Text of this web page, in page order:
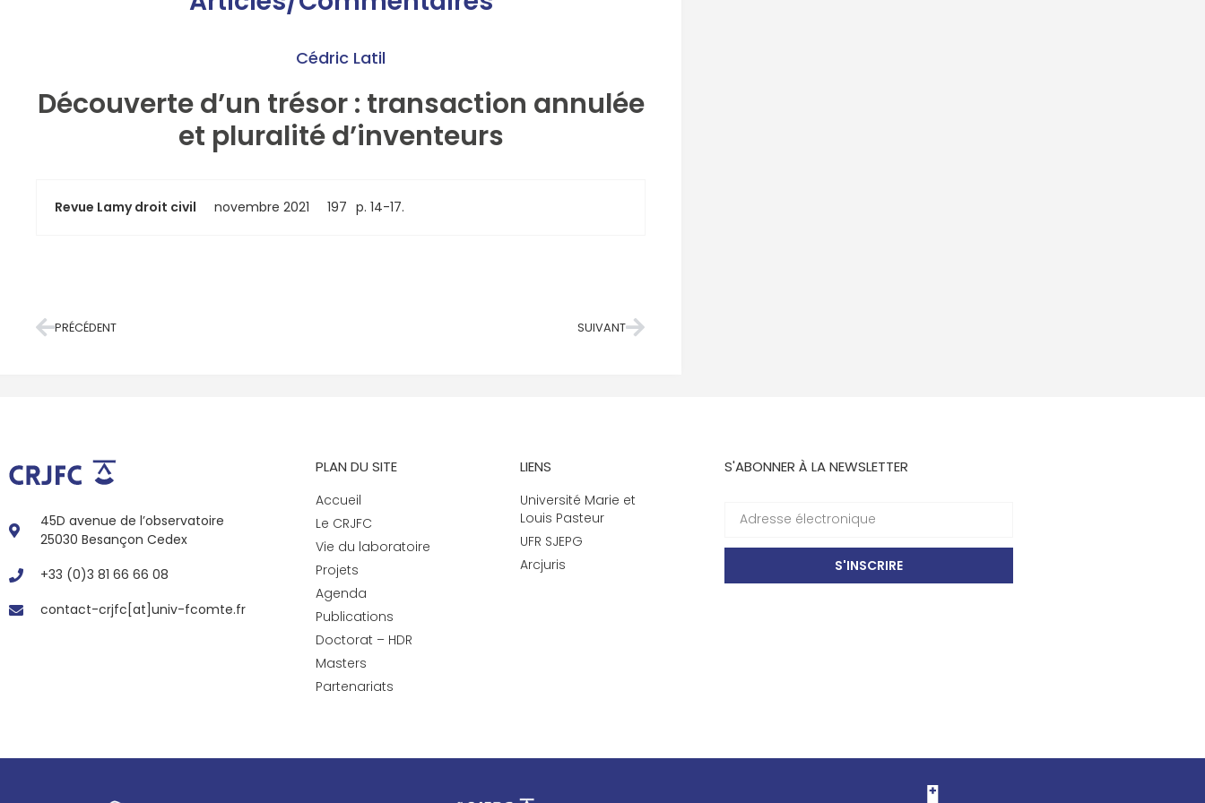
Cédric Latil
Découverte d’un trésor : transaction annulée
et pluralité d’inventeurs
Revue Lamy droit civil novembre 2021 197 p. 14-17.
PRÉCÉDENT SUIVANT
45D avenue de l’observatoire
25030 Besançon Cedex
+33 (0)3 81 66 66 08
contact-crjfc[at]univ-fcomte.fr
PLAN DU SITE
Accueil
Le CRJFC
Vie du laboratoire
Projets
Agenda
Publications
Doctorat – HDR
Masters
Partenariats
LIENS
Université Marie et
Louis Pasteur
UFR SJEPG
Arcjuris
S'ABONNER À LA NEWSLETTER
S'INSCRIRE